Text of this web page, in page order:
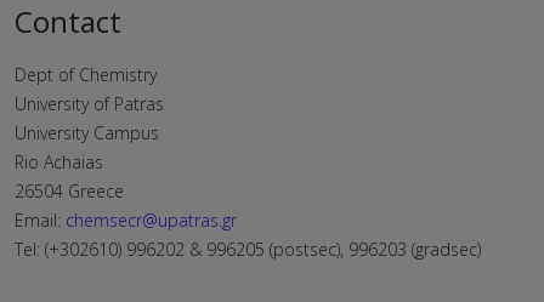
Contact
Dept of Chemistry
University of Patras
University Campus
Rio Achaias
26504 Greece
Email: chemsecr@upatras.gr
Tel: (+302610) 996202 & 996205 (postsec), 996203 (gradsec)